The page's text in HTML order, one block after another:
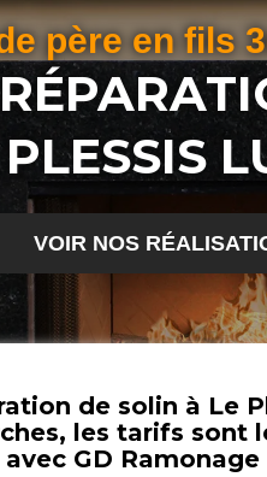
père en fils
VOIR NOS
de solin à Le
les tarifs sont
avec GD Ramonage